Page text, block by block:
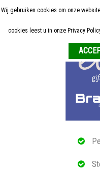
Home
ALLE RELATIEGESCHENKEN
Wij gebruiken cookies om onze
cookies leest u in onze Privacy